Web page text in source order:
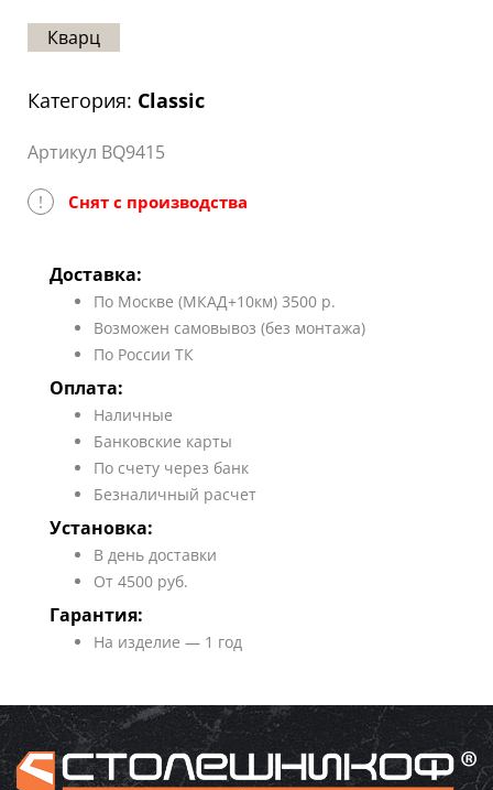
Карта
Кварц
Категория: Classic
Артикул BQ9415
! Снят с производства
Доставка:
По Москве (МКАД+10км) 3500 р.
Возможен самовывоз (без монтажа)
По России ТК
Оплата:
Наличные
Банковские карты
По счету через банк
Безналичный расчет
Установка:
В день доставки
От 4500 руб.
Гарантия:
На изделие — 1 год